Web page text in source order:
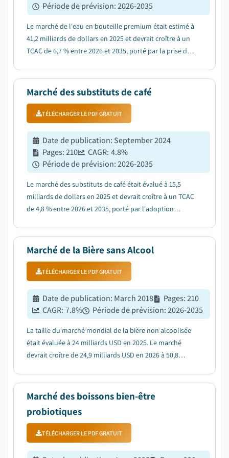
Période de prévision:2026-2035
Le marché de l'eau en bouteille premium était estimé à
41,2 milliards de dollars en 2025 et devrait croître à un
TCAC de 6,7 % entre 2026 et 2035, porté par la prise de
d'eau premium....
Marché des substituts de café
TÉLÉCHARGER LE PDF GRATUIT
Date de publication: September 2024
Pages:210 CAGR: 4.8%
Période de prévision:2026-2035
Le marché des substituts de café était évalué à 15,5
milliards de dollars en 2025 et devrait croître à un TCAC
de 4,8 % entre 2026 et 2035, porté par l'adoption
Marché de la Bière sans Alcool
TÉLÉCHARGER LE PDF GRATUIT
Date de publication: March 2018 Pages:210
CAGR: 7.8% Période de prévision:2026-2035
La taille du marché mondial de la bière non alcoolisée
était évaluée à 24 milliards USD en 2025. Le marché
devrait croître de 24,9 milliards USD en 2026 à 50,8
Marché des boissons bien-être
probiotiques
TÉLÉCHARGER LE PDF GRATUIT